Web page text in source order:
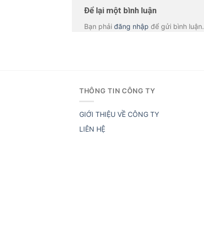
Để lại một bình luận
Bạn phải đăng nhập để gửi bình luận.
THÔNG TIN CÔNG TY
GIỚI THIỆU VỀ CÔNG TY
LIÊN HỆ